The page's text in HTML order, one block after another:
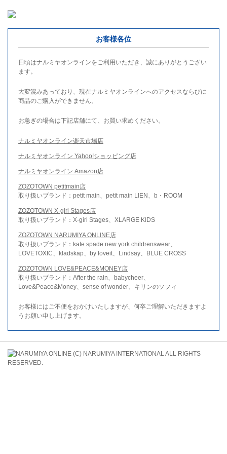
お客様各位
日頃はナルミヤオンラインをご利用いただき、誠にありがとうござい
ます。
大変混みあっており、現在ナルミヤオンラインへのアクセスならびに
商品のご購入ができません。
お急ぎの場合は下記店舗にて、お買い求めください。
ナルミヤオンライン楽天市場店
ナルミヤオンライン Yahoo!ショッピング店
ナルミヤオンライン Amazon店
ZOZOTOWN petitmain店
取り扱いブランド：petit main、petit main LIEN、b・ROOM
ZOZOTOWN X-girl Stages店
取り扱いブランド：X-girl Stages、XLARGE KIDS
ZOZOTOWN NARUMIYA ONLINE店
取り扱いブランド：kate spade new york childrenswear、
LOVETOXIC、kladskap、by loveit、Lindsay、BLUE CROSS
ZOZOTOWN LOVE&PEACE&MONEY店
取り扱いブランド：After the rain、babycheer、
Love&Peace&Money、sense of wonder、キリンのソフィ
お客様にはご不便をおかけいたしますが、何卒ご理解いただきますよ
うお願い申し上げます。